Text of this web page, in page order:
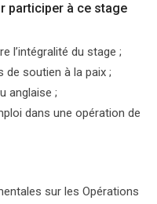
participer à ce stage
l’intégralité du stage ;
de soutien à la paix ;
anglaise ;
dans une opération de
sur les Opérations